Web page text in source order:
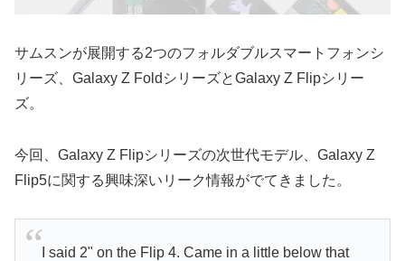
サムスンが展開する2つのフォルダブルスマートフォンシ
リーズ、Galaxy Z FoldシリーズとGalaxy Z Flipシリー
ズ。
今回、Galaxy Z Flipシリーズの次世代モデル、Galaxy Z
Flip5に関する興味深いリーク情報がでてきました。
I said 2" on the Flip 4. Came in a little below that